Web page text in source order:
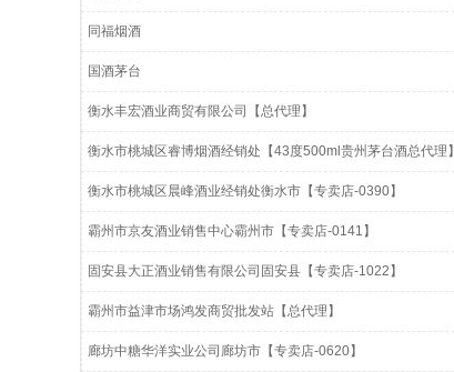
同福烟酒
国酒茅台
衡水丰宏酒业商贸有限公司【总代理】
衡水市桃城区睿博烟酒经销处【43度500ml贵州茅台酒总代理】
衡水市桃城区晨峰酒业经销处衡水市【专卖店-0390】
霸州市京友酒业销售中心霸州市【专卖店-0141】
固安县大正酒业销售有限公司固安县【专卖店-1022】
霸州市益津市场鸿发商贸批发站【总代理】
廊坊中糖华洋实业公司廊坊市【专卖店-0620】